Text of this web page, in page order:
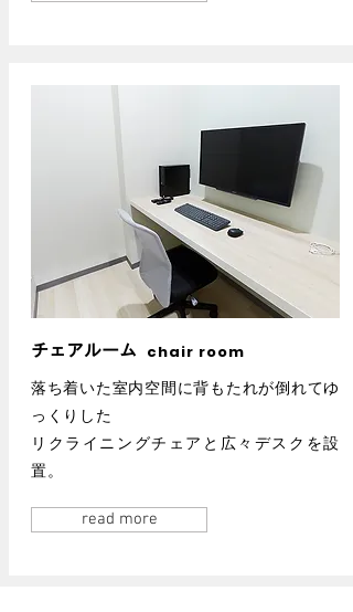
チェアルーム chair room
落ち着いた室内空間に背もたれが倒れてゆ
っくりした
リクライニングチェアと広々デスクを設
置。
read more